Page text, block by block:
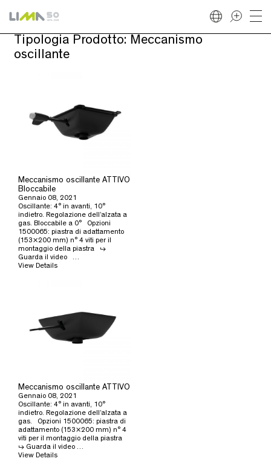
Tipologia Prodotto: Meccanismo
oscillante
Meccanismo oscillante ATTIVO
Bloccabile
Gennaio 08, 2021
Oscillante: 4° in avanti, 10°
indietro. Regolazione dell’alzata a
gas. Bloccabile a 0° Opzioni
1500065: piastra di adattamento
(153×200 mm) n° 4 viti per il
montaggio della piastra ↳
Guarda il video …
View Details
Meccanismo oscillante ATTIVO
Gennaio 08, 2021
Oscillante: 4° in avanti, 10°
indietro. Regolazione dell’alzata a
gas. Opzioni 1500065: piastra di
adattamento (153×200 mm) n° 4
viti per il montaggio della piastra
↳ Guarda il video …
View Details